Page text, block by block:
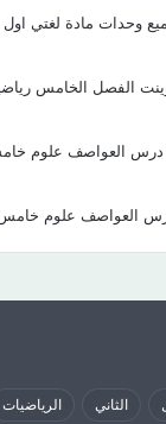
وحدات مادة لغتي
الفصل الخامس
درس العواصف علوم
العواصف علوم خامس
الثاني الرياضيات